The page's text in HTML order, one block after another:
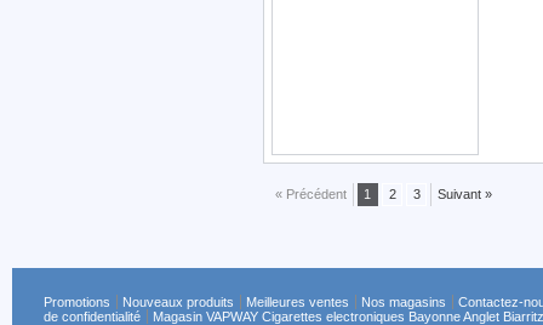
« Précédent 1 2 3 Suivant »
Promotions Nouveaux produits Meilleures ventes Nos magasins
Contactez-
de confidentialité
Magasin VAPWAY Cigarettes electroniques Bayonne Anglet